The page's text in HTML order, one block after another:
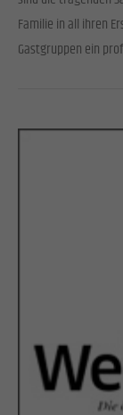
Familie in all ihren
Gastgruppen ein